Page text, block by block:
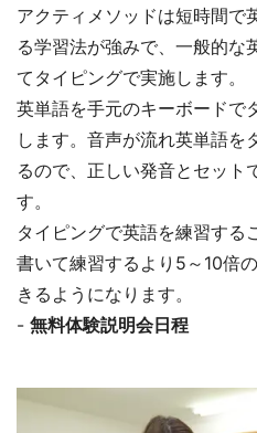
アクティメソッドは短時間で
る学習法が強みで、一般的な
てタイピングで実施します。
英単語を手元のキーボードで
します。音声が流れ英単語を
るので、正しい発音とセット
す。
タイピングで英語を練習する
書いて練習するより5～10倍
きるようになります。
- 無料体験説明会日程